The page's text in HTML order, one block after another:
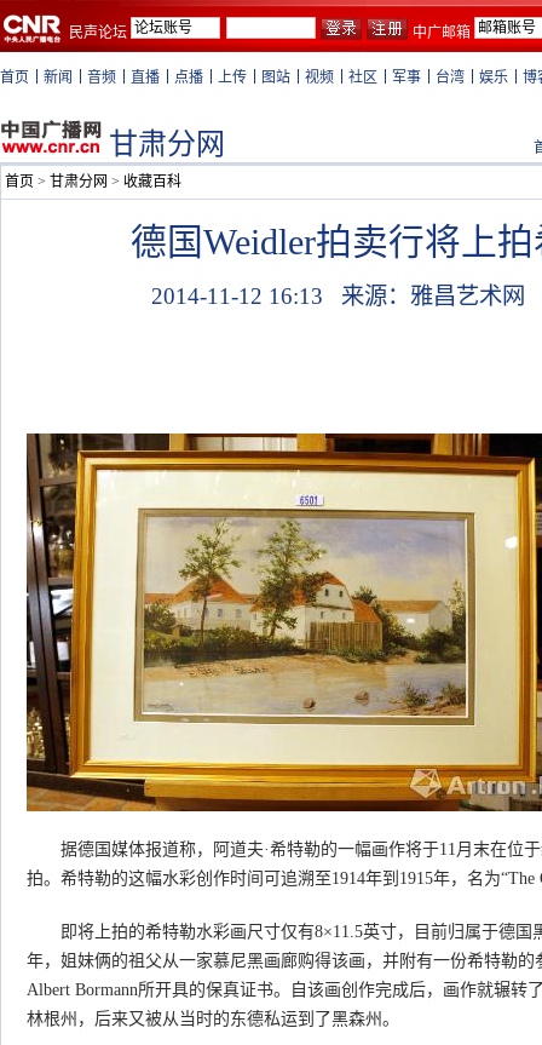
民声论坛 中广邮箱
首页 新闻 音频 直播 点播 上传 图站 视频 社区 军事 台湾 娱乐 博
甘肃分网
首页 > 甘肃分网 > 收藏百科
德国Weidler拍卖行将上
2014-11-12 16:13 来源：雅昌艺术
据德国媒体报道称，阿道夫·希特勒的一幅画作将于11月末在位于
拍。希特勒的这幅水彩创作时间可追溯至1914年到1915年，名为“The
即将上拍的希特勒水彩画尺寸仅有8×11.5英寸，目前归属于德国
年，姐妹俩的祖父从一家慕尼黑画廊购得该画，并附有一份希特勒的
Albert Bormann所开具的保真证书。自该画创作完成后，画作就辗转
林根州，后来又被从当时的东德私运到了黑森州。